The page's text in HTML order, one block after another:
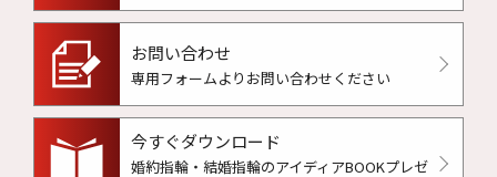
お問い合わせ
専用フォームよりお問い合わせください
今すぐダウンロード
婚約指輪・結婚指輪のアイディアBOOKプレゼ